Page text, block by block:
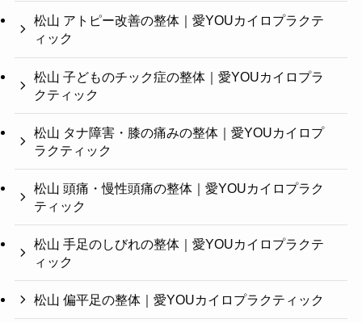
松山 アトピー改善の整体｜愛YOUカイロプラクテ
ィック
松山 子どものチック症の整体｜愛YOUカイロプラ
クティック
松山 タナ障害・膝の痛みの整体｜愛YOUカイロプ
ラクティック
松山 頭痛・慢性頭痛の整体｜愛YOUカイロプラク
ティック
松山 手足のしびれの整体｜愛YOUカイロプラクテ
ィック
松山 偏平足の整体｜愛YOUカイロプラクティック